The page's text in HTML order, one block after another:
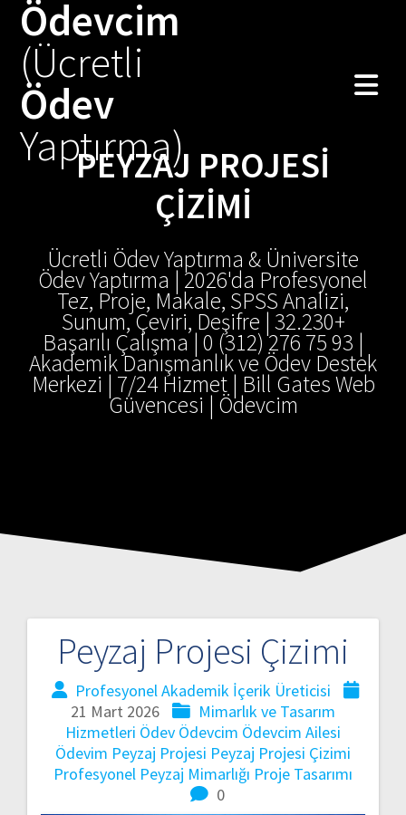
Ödevcim
(Ücretli
Ödev
Yaptırma)
PEYZAJ PROJESI
ÇIZIMI
Ücretli Ödev Yaptırma & Üniversite
Ödev Yaptırma | 2026'da Profesyonel
Tez, Proje, Makale, SPSS Analizi,
Sunum, Çeviri, Deşifre | 32.230+
Başarılı Çalışma | 0 (312) 276 75 93 |
Akademik Danışmanlık ve Ödev Destek
Merkezi | 7/24 Hizmet | Bill Gates Web
Güvencesi | Ödevcim
Peyzaj Projesi Çizimi
Profesyonel Akademik İçerik Üreticisi
21 Mart 2026
Mimarlık ve Tasarım
Hizmetleri Ödev Ödevcim Ödevcim Ailesi
Ödevim Peyzaj Projesi Peyzaj Projesi Çizimi
Profesyonel Peyzaj Mimarlığı Proje Tasarımı
0